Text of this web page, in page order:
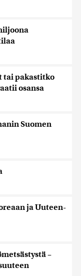
tai pakastitko
osansa
Suomen
ja Uuteen-
–